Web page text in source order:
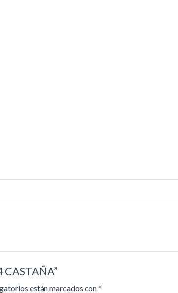
están marcados con*